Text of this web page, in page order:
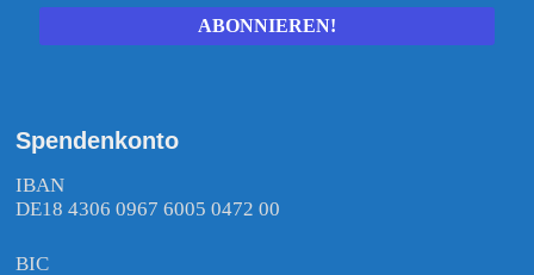
Spendenkonto
IBAN
DE18 4306 0967 6005 0472 00
BIC